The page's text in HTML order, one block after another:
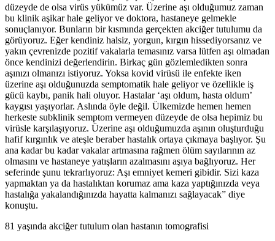
düzeyde de olsa virüs yükümüz var. Üzerine aşı olduğumuz zaman
bu klinik aşikar hale geliyor ve doktora, hastaneye gelmekle
sonuçlanıyor. Bunların bir kısmında gerçekten akciğer tutulumu da
görüyoruz. Eğer kendiniz halsiz, yorgun, kırgın hissediyorsanız ve
yakın çevrenizde pozitif vakalarla temasınız varsa lütfen aşı olmadan
önce kendinizi değerlendirin. Birkaç gün gözlemledikten sonra
aşınızı olmanızı istiyoruz. Yoksa kovid virüsü ile enfekte iken
üzerine aşı olduğunuzda semptomatik hale geliyor ve özellikle iş
gücü kaybı, panik hali oluyor. Hastalar ‘aşı oldum, hasta oldum’
kaygısı yaşıyorlar. Aslında öyle değil. Ülkemizde hemen hemen
herkeste subklinik semptom vermeyen düzeyde de olsa hepimiz bu
virüsle karşılaşıyoruz. Üzerine aşı olduğumuzda aşının oluşturduğu
hafif kırgınlık ve ateşle beraber hastalık ortaya çıkmaya başlıyor. Şu
ana kadar bu kadar vakalar artmasına rağmen ölüm sayılarının az
olmasını ve hastaneye yatışların azalmasını aşıya bağlıyoruz. Her
seferinde şunu tekrarlıyoruz: Aşı emniyet kemeri gibidir. Sizi kaza
yapmaktan ya da hastalıktan korumaz ama kaza yaptığınızda veya
hastalığa yakalandığınızda hayatta kalmanızı sağlayacak” diye
konuştu.
81 yaşında akciğer tutulum olan hastanın tomografisi